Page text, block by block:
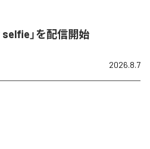
」を配信開始
2026.8.7